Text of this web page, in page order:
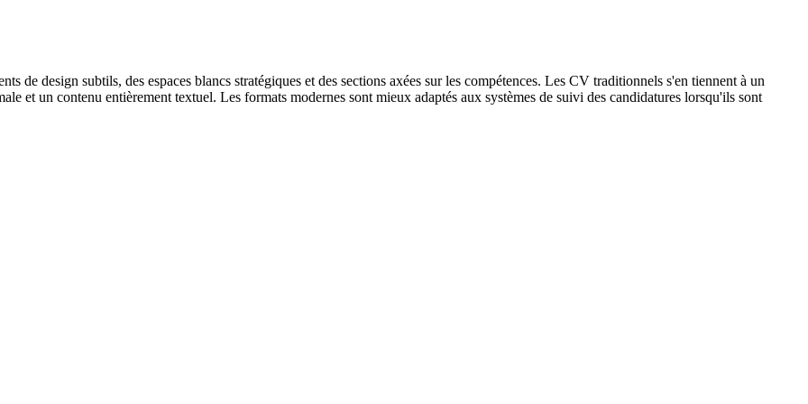
de design subtils, des espaces blancs stratégiques et des sections axées sur les compétences. Les CV traditionnels s'en tiennent à un
et un contenu entièrement textuel. Les formats modernes sont mieux adaptés aux systèmes de suivi des candidatures lorsqu'ils sont